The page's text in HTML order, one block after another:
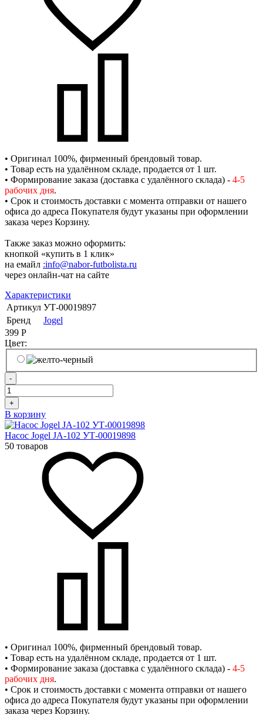
• Оригинал 100%, фирменный брендовый товар.
• Товар есть на удалённом складе, продается от 1 шт.
• Формирование заказа (доставка с удалённого склада) - 4-5
рабочих дня.
• Срок и стоимость доставки с момента отправки от нашего
офиса до адреса Покупателя будут указаны при оформлении
заказа через Корзину.
Также заказ можно оформить:
кнопкой «купить в 1 клик»
на емайл :info@nabor-futbolista.ru
через онлайн-чат на сайте
Характеристики
Артикул УТ-00019897
Бренд
Jogel
399 Р
Цвет:
-
+
В корзину
Насос Jogel JA-102 УТ-00019898
50 товаров
• Оригинал 100%, фирменный брендовый товар.
• Товар есть на удалённом складе, продается от 1 шт.
• Формирование заказа (доставка с удалённого склада) - 4-5
рабочих дня.
• Срок и стоимость доставки с момента отправки от нашего
офиса до адреса Покупателя будут указаны при оформлении
заказа через Корзину.